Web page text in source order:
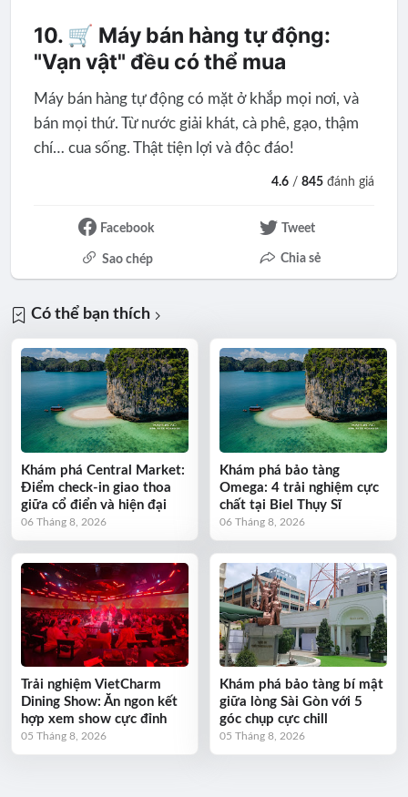
10. 🛒 Máy bán hàng tự động:
"Vạn vật" đều có thể mua
Máy bán hàng tự động có mặt ở khắp mọi nơi, và
bán mọi thứ. Từ nước giải khát, cà phê, gạo, thậm
chí… cua sống. Thật tiện lợi và độc đáo!
4.6 /845 đánh giá
Facebook Tweet
Sao chép Chia sẻ
Có thể bạn thích
Khám phá Central Market:
Điểm check-in giao thoa
giữa cổ điển và hiện đại
06 Tháng 8, 2026
Khám phá bảo tàng
Omega: 4 trải nghiệm cực
chất tại Biel Thụy Sĩ
06 Tháng 8, 2026
Trải nghiệm VietCharm
Dining Show: Ăn ngon kết
hợp xem show cực đỉnh
05 Tháng 8, 2026
Khám phá bảo tàng bí mật
giữa lòng Sài Gòn với 5
góc chụp cực chill
05 Tháng 8, 2026